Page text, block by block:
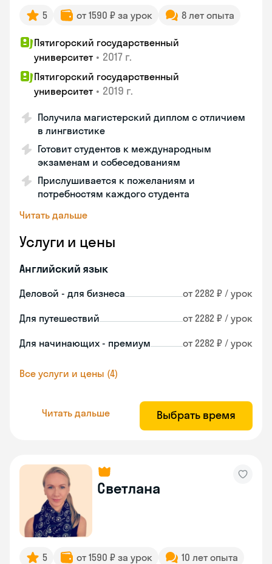
5 от 1590 ₽ за урок 8 лет опыта
Пятигорский государственный
университет • 2017 г.
Пятигорский государственный
университет • 2019 г.
Получила магистерский диплом с отличием
в лингвистике
Готовит студентов к международным
экзаменам и собеседованиям
Прислушивается к пожеланиям и
потребностям каждого студента
Читать дальше
Услуги и цены
Английский язык
Деловой - для бизнеса от 2282 ₽ / урок
Для путешествий от 2282 ₽ / урок
Для начинающих - премиум от 2282 ₽ / урок
Все услуги и цены (4)
Читать дальше Выбрать время
Светлана
5 от 1590 ₽ за урок
10 лет опыта